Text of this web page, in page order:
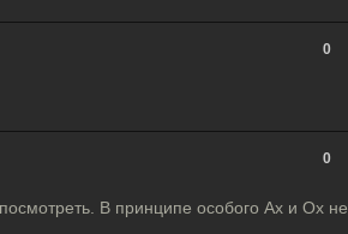
0
0
В принципе особого Ах и Ох не